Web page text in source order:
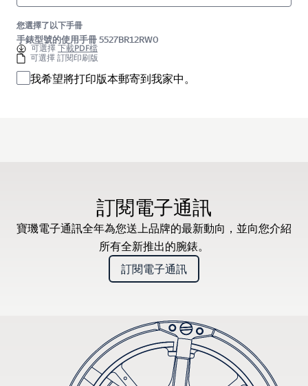
您選擇了以下手冊
手錶型號的使用手冊 5527BR12RW0
可選擇下載PDF檔
可選擇 訂閱印刷版
我希望將打印版本郵寄到我家中。
訂閱電子通訊
寶璣電子通訊全年為您送上品牌的最新動向，並向您介紹
所有全新推出的腕錶。
訂閱電子通訊